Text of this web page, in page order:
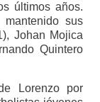
últimos años.
sus
Johan Mojica
Quintero
Lorenzo por